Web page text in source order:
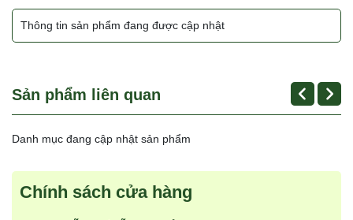
Thông tin sản phẩm đang được cập nhật
Sản phẩm liên quan
Danh mục đang cập nhật sản phẩm
Chính sách cửa hàng